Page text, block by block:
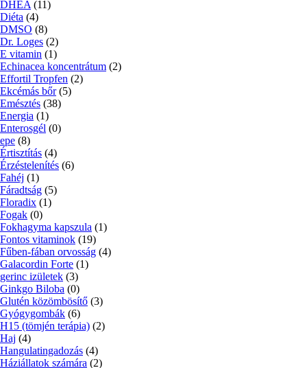
DHEA (11)
Diéta (4)
DMSO (8)
Dr. Loges (2)
E vitamin (1)
Echinacea koncentrátum (2)
Effortil Tropfen (2)
Ekcémás bőr (5)
Emésztés (38)
Energia (1)
Enterosgél (0)
epe (8)
Értisztítás (4)
Érzéstelenítés (6)
Fahéj (1)
Fáradtság (5)
Floradix (1)
Fogak (0)
Fokhagyma kapszula (1)
Fontos vitaminok (19)
Fűben-fában orvosság (4)
Galacordin Forte (1)
gerinc izületek (3)
Ginkgo Biloba (0)
Glutén közömbösítő (3)
Gyógygombák (6)
H15 (tömjén terápia) (2)
Haj (4)
Hangulatingadozás (4)
Háziállatok számára (2)